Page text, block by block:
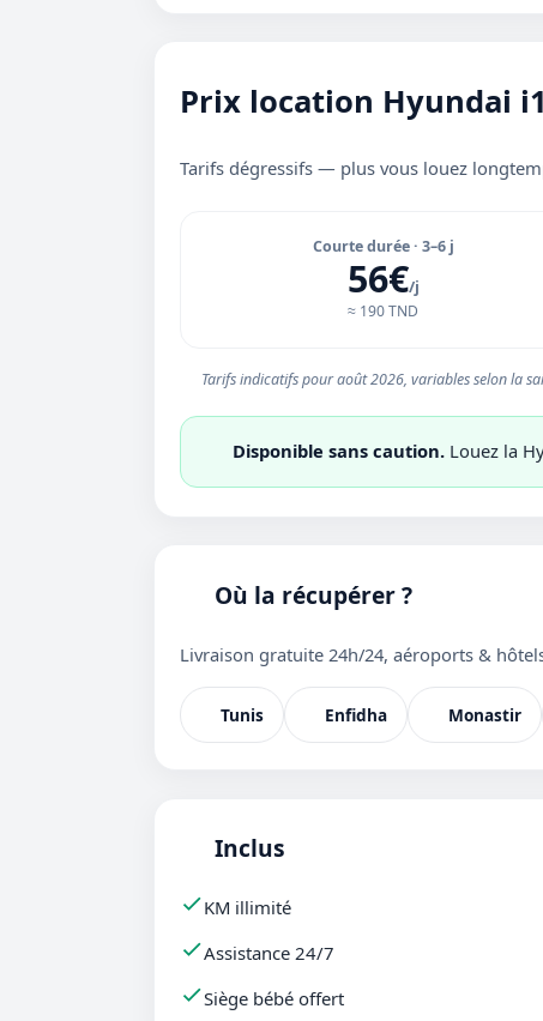
Prix location Hyundai
Tarifs dégressifs — plus vous louez
Courte durée · 3–6 j
56€/j
≈ 190 TND
Tarifs indicatifs pour août 2026, variables selon la
Disponible sans caution. Louez la
Où la récupérer ?
Livraison gratuite 24h/24, aéroports &
Tunis Enfidha Monastir
Inclus
KM illimité
Assistance 24/7
Siège bébé offert